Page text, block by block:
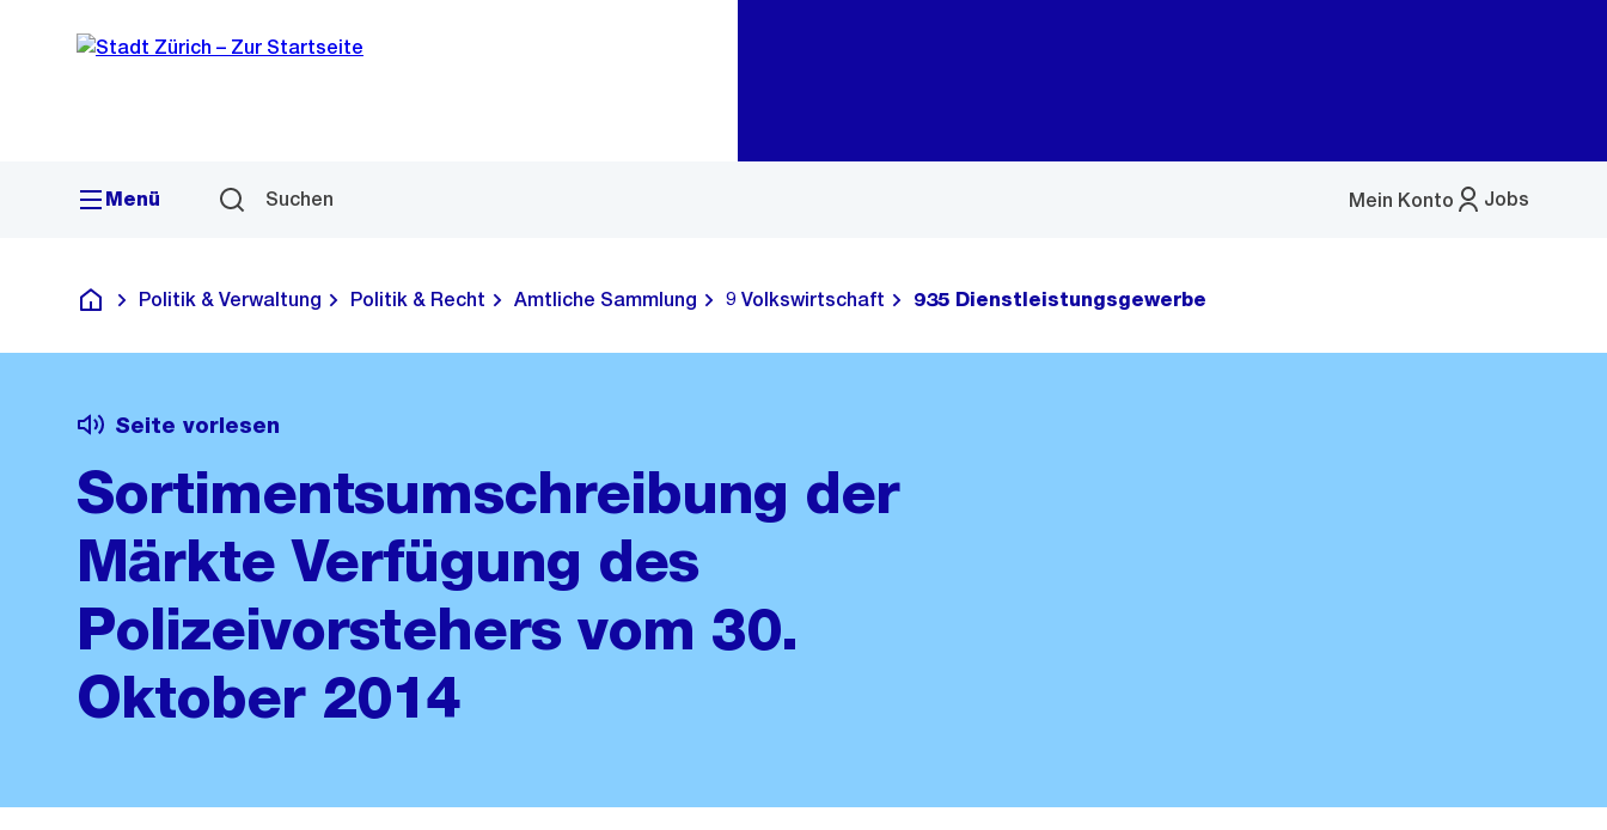
Navigation
Sprunglink
Menü Suchen Jobs
Mein Konto
Menü
Deutsch
Politik & Verwaltung Politik & Recht Amtliche Sammlung 9 Volkswirtschaft 935 Dienstleistungsgewerbe
Seite vorlesen
Sortimentsumschreibung der
Märkte Verfügung des
Polizeivorstehers vom 30.
Oktober 2014